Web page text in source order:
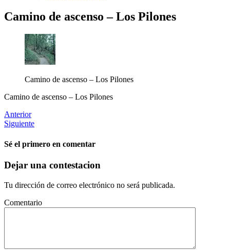
Camino de ascenso – Los Pilones
Camino de ascenso – Los Pilones
Camino de ascenso – Los Pilones
Anterior
Siguiente
Sé el primero en comentar
Dejar una contestacion
Tu dirección de correo electrónico no será publicada.
Comentario